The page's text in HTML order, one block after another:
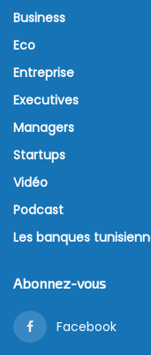
Business
Eco
Entreprise
Executives
Managers
Startups
Vidéo
Podcast
Les banques
Abonnez-vous
Facebook